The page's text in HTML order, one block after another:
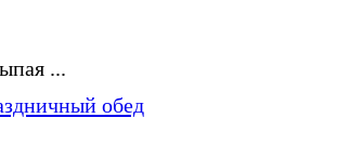
...
обед